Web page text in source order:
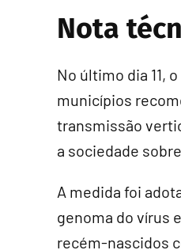
Nota
No último dia 11,
municípios
transmissão
a sociedade
A medida foi
genoma do vírus
recém-nascidos